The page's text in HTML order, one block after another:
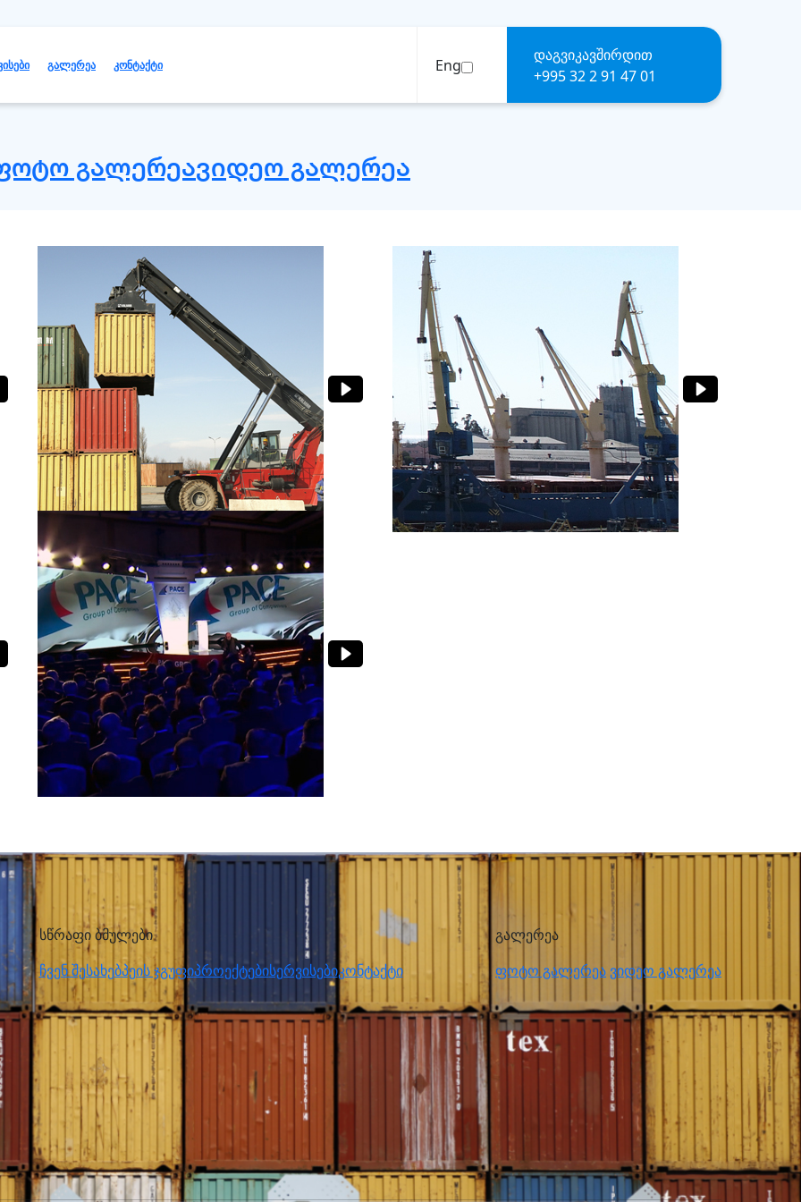
გალერეა კონტაქტი Eng
დაგვიკავშირდით
+995 32 2 91 47 01
+995 32 2 91 47 01
გალერეავიდეო გალერეა
პეისის ტერმინალი ფოთში "შაჰ დენიზი 2"
პეისი პირდაპირი
სწრაფი ბმულები
ჩვენ შესახებპეის ჯგუფიპროექტებისერვისებიკონტაქტი
გალერეა
ფოტო გალერეა ვიდეო გალერეა